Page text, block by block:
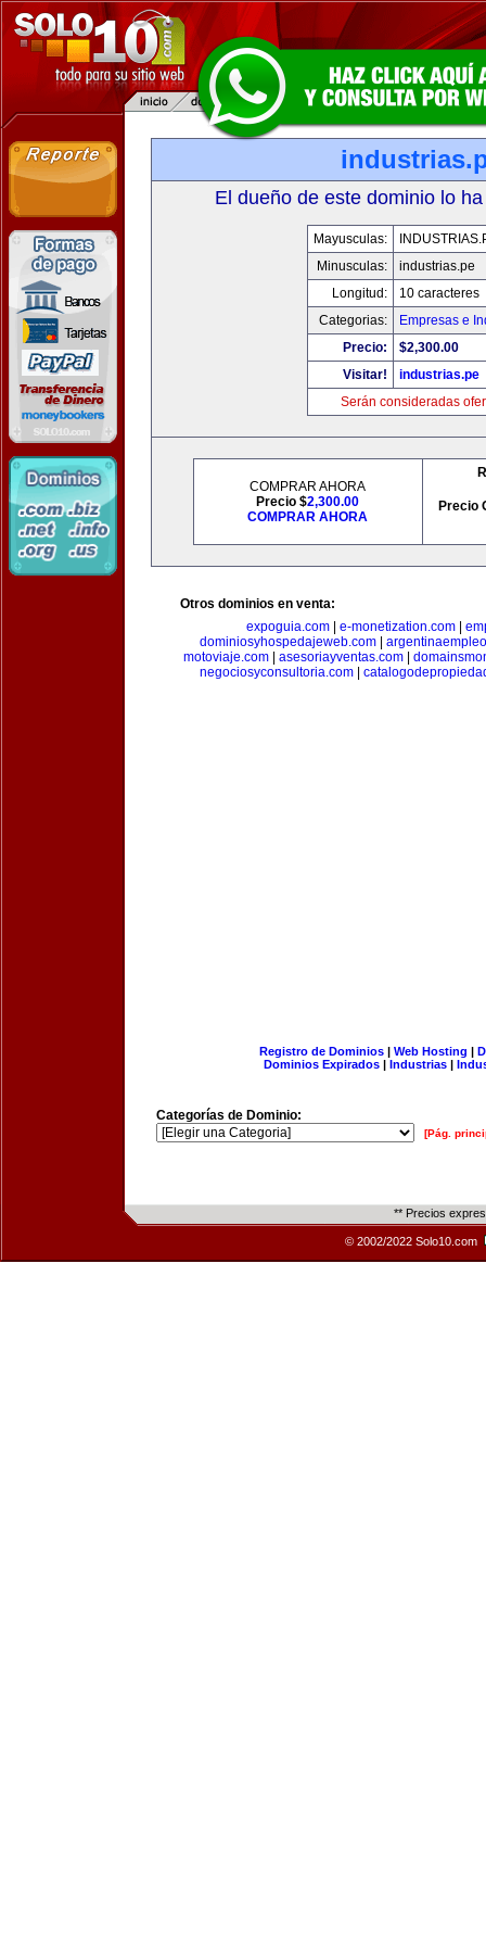
El dueño de este dominio lo
Mayusculas:
Minusculas:
industrias.pe
Longitud:
10 caracteres
Categorias:
Empresas e
Precio:
$2,300.00
Visitar!
industrias.pe
Serán consideradas
COMPRAR AHORA
Precio $2,300.00
COMPRAR AHORA
Precio
Otros dominios en venta:
expoguia.com| e-monetization.com|
dominiosyhospedajeweb.com
motoviaje.com
asesoriayventas.com
negociosyconsultoria.com|
Registro de Dominios| Web Hosting |
Dominios Expirados | Industrias |
Categorías de Dominio:
[Pág.
** Precios
© 2002/2022 Solo10.com